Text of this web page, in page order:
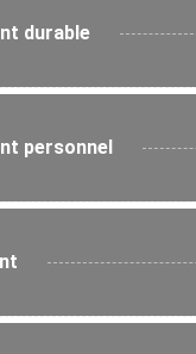
durable
personnel